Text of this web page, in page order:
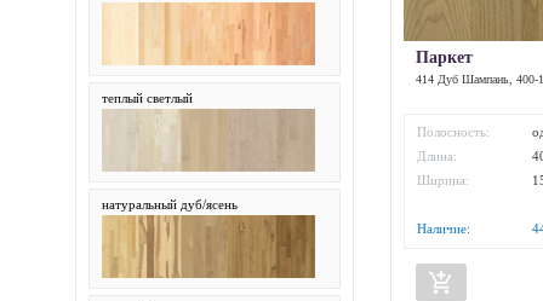
теплый светлый
натуральный дуб/ясень
Паркет
414 Дуб Шампань, 400-
Полосность:
Длина:
Ширина:
Наличие:
add_shopping_cart